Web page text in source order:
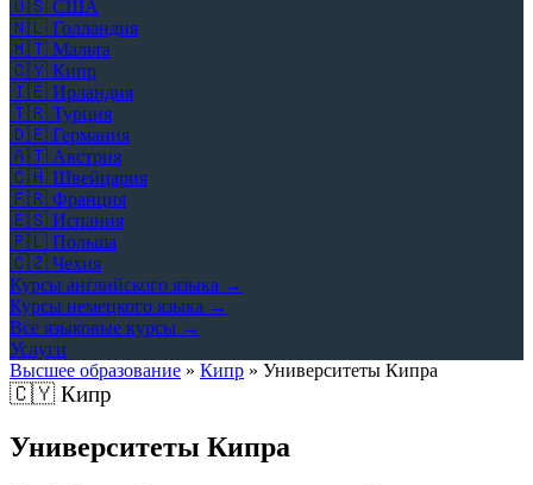
🇺🇸 США
🇳🇱 Голландия
🇲🇹 Мальта
🇨🇾 Кипр
🇮🇪 Ирландия
🇹🇷 Турция
🇩🇪 Германия
🇦🇹 Австрия
🇨🇭 Швейцария
🇫🇷 Франция
🇪🇸 Испания
🇵🇱 Польша
🇨🇿 Чехия
Курсы английского языка →
Курсы немецкого языка →
Все языковые курсы →
Услуги
Высшее образование » Кипр » Университеты Кипра
🇨🇾Кипр
Университеты Кипра